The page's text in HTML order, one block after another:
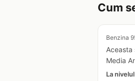
Cum
Benzina
Aceasta
Media
La